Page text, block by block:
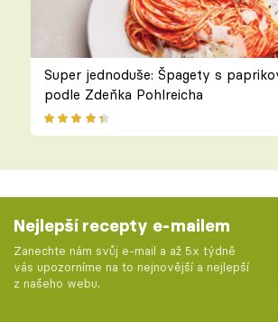
Super jednoduše: Špagety s
podle Zdeňka Pohlreicha
Nejlepší recepty e-mailem
Zanechte nám svůj e-mail a až 5x týdně
vás upozorníme na to nejnovější a nejlepší
z našeho webu.